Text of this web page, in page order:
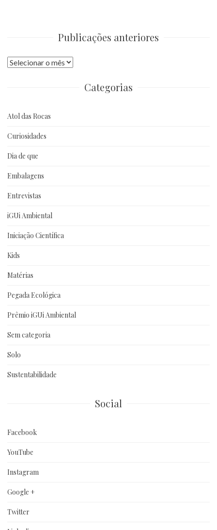
Publicações anteriores
Publicações
Categorias
Atol das Rocas
Curiosidades
Dia de que
Embalagens
Entrevistas
iGUi Ambiental
Iniciação Científica
Kids
Matérias
Pegada Ecológica
Prêmio iGUi Ambiental
Sem categoria
Solo
Sustentabilidade
Social
Facebook
YouTube
Instagram
Google +
Twitter